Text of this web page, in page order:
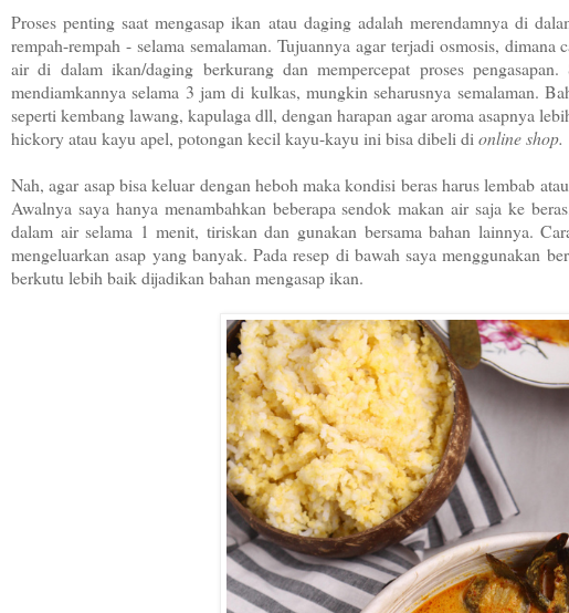
Proses penting saat mengasap ikan atau daging adalah merendamnya di
rempah-rempah - selama semalaman. Tujuannya agar terjadi osmosis,
air di dalam ikan/daging berkurang dan mempercepat proses
mendiamkannya selama 3 jam di kulkas, mungkin seharusnya semalaman.
seperti kembang lawang, kapulaga dll, dengan harapan agar aroma asapnya
hickory atau kayu apel, potongan kecil kayu-kayu ini bisa dibeli di online shop.
Nah, agar asap bisa keluar dengan heboh maka kondisi beras harus lembab
Awalnya saya hanya menambahkan beberapa sendok makan air saja ke
dalam air selama 1 menit, tiriskan dan gunakan bersama bahan lainnya.
mengeluarkan asap yang banyak. Pada resep di bawah saya menggunakan
berkutu lebih baik dijadikan bahan mengasap ikan.